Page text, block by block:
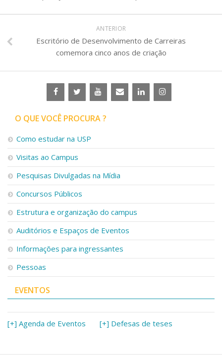
ANTERIOR
Escritório de Desenvolvimento de Carreiras
comemora cinco anos de criação
O QUE VOCÊ PROCURA ?
Como estudar na USP
Visitas ao Campus
Pesquisas Divulgadas na Mídia
Concursos Públicos
Estrutura e organização do campus
Auditórios e Espaços de Eventos
Informações para ingressantes
Pessoas
EVENTOS
[+] Agenda de Eventos [+] Defesas de teses